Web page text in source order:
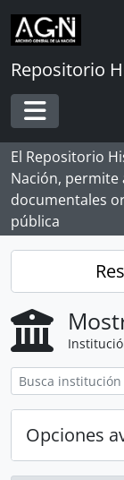
Skip to main content
Repositorio
Toggle
El Repositorio
Nación, permite
documentales
pública
Opciones